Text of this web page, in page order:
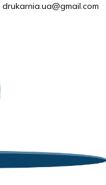
drukarnia.ua@gmail.com